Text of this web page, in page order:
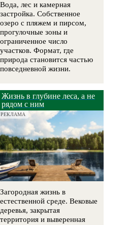
Вода, лес и камерная
застройка. Собственное
озеро с пляжем и пирсом,
прогулочные зоны и
ограниченное число
участков. Формат, где
природа становится частью
повседневной жизни.
Жизнь в глубине леса, а не
рядом с ним
РЕКЛАМА
Загородная жизнь в
естественной среде. Вековые
деревья, закрытая
территория и выверенная